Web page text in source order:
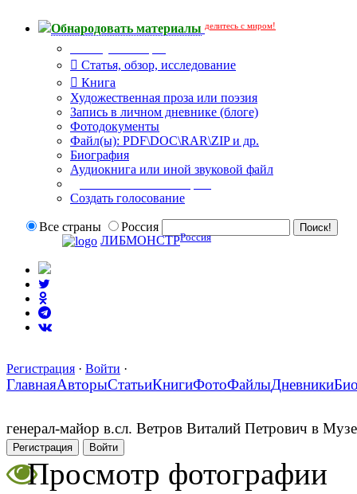
Обнародовать материалы делитесь с миром!
Статья, обзор, исследование
Книга
Художественная проза или поэзия
Запись в личном дневнике (блоге)
Фотодокументы
Файл(ы): PDF\DOC\RAR\ZIP и др.
Биография
Аудиокнига или иной звуковой файл
Создать голосование
Все страны
Россия
ЛИБМОНСТРРоссия
Регистрация · Войти ·
ГлавнаяАвторыСтатьиКнигиФотоФайлыДневники
генерал-майор в.сл. Ветров Виталий Петрович в
Регистрация Войти
Просмотр фотографии